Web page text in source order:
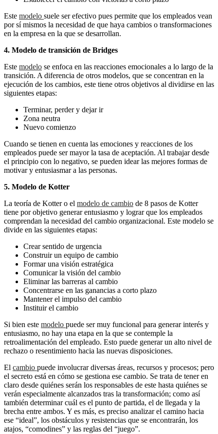
Este modelo suele ser efectivo pues permite que los empleados vean
por sí mismos la necesidad de que haya cambios o transformaciones
en la empresa en la que se desarrollan.
4. Modelo de transición de Bridges
Este modelo se enfoca en las reacciones emocionales a lo largo de la
transición. A diferencia de otros modelos, que se concentran en la
ejecución de los cambios, este tiene otros objetivos al dividirse en las
siguientes etapas:
Terminar, perder y dejar ir
Zona neutra
Nuevo comienzo
Cuando se tienen en cuenta las emociones y reacciones de los
empleados puede ser mayor la tasa de aceptación. Al trabajar desde
el principio con lo negativo, se pueden idear las mejores formas de
motivar y entusiasmar a las personas.
5. Modelo de Kotter
La teoría de Kotter o el modelo de cambio de 8 pasos de Kotter
tiene por objetivo generar entusiasmo y lograr que los empleados
comprendan la necesidad del cambio organizacional. Este modelo se
divide en las siguientes etapas:
Crear sentido de urgencia
Construir un equipo de cambio
Formar una visión estratégica
Comunicar la visión del cambio
Eliminar las barreras al cambio
Concentrarse en las ganancias a corto plazo
Mantener el impulso del cambio
Instituir el cambio
Si bien este modelo puede ser muy funcional para generar interés y
entusiasmo, no hay una etapa en la que se contemple la
retroalimentación del empleado. Esto puede generar un alto nivel de
rechazo o resentimiento hacia las nuevas disposiciones.
El cambio puede involucrar diversas áreas, recursos y procesos; pero
el secreto está en cómo se gestiona ese cambio. Se trata de tener en
claro desde quiénes serán los responsables de este hasta quiénes se
verán especialmente alcanzados tras la transformación; como así
también determinar cuál es el punto de partida, el de llegada y la
brecha entre ambos. Y es más, es preciso analizar el camino hacia
ese “ideal”, los obstáculos y resistencias que se encontrarán, los
atajos, “comodines” y las reglas del “juego”.